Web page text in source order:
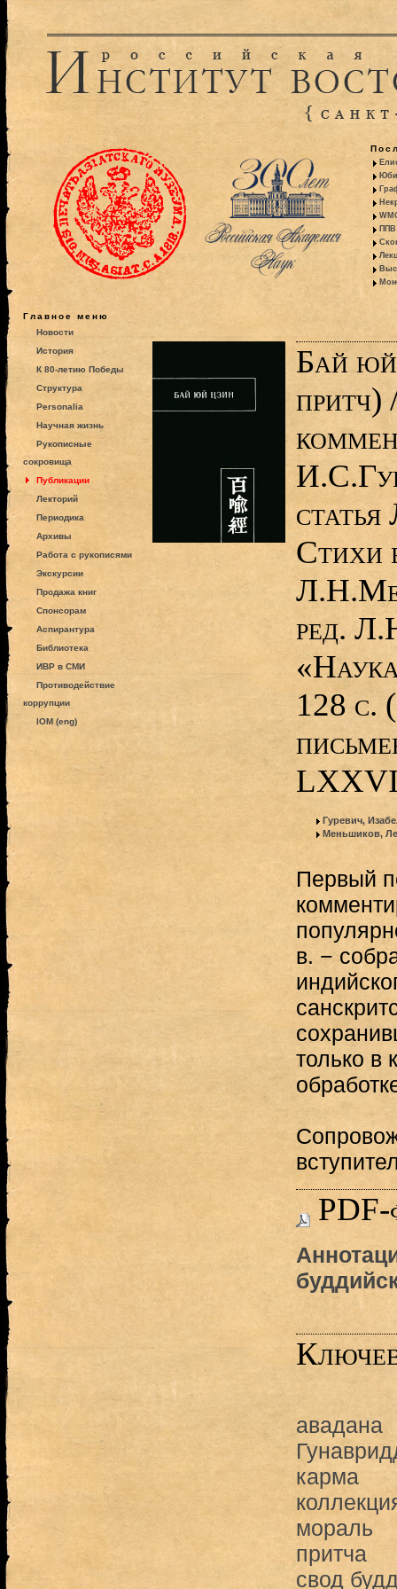
ППВ
Главное меню
Новости
История
К 80-летию Победы
Структура
Personalia
Научная жизнь
Рукописные
сокровища
Публикации
Лекторий
Периодика
Архивы
Работа с рукописями
Экскурсии
Продажа книг
Спонсорам
Аспирантура
Библиотека
ИВР в СМИ
Противодействие
коррупции
IOM (eng)
Бай юй
притч)
Стихи
ред.
128 с.
Гуревич,
Меньшиков,
Первый
в. −
только в
PDF-
авадана
карма
мораль
притча
свод